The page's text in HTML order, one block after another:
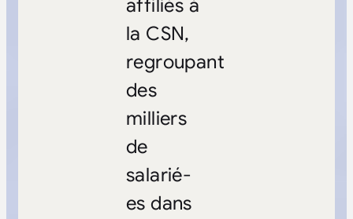
affiliés à
la CSN,
regroupant
des
milliers
de
salarié-
es dans